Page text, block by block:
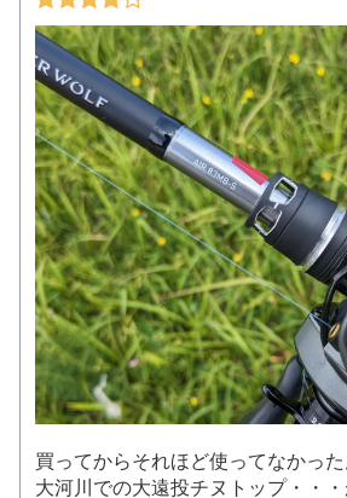
買ってからそれほど使ってなかっ
大河川での大遠投チヌトップ・・